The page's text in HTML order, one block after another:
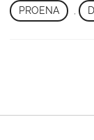
PROENA